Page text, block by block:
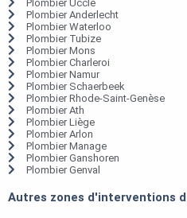
Plombier Uccle
Plombier Anderlecht
Plombier Waterloo
Plombier Tubize
Plombier Mons
Plombier Charleroi
Plombier Namur
Plombier Schaerbeek
Plombier Rhode-Saint-Genèse
Plombier Ath
Plombier Liège
Plombier Arlon
Plombier Manage
Plombier Ganshoren
Plombier Genval
Autres zones d'interventions